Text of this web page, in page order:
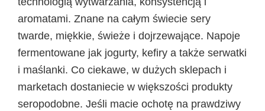
aromatami. Znane na całym świecie sery
twarde, miękkie, świeże i dojrzewające. Napoje
fermentowane jak jogurty, kefiry a także serwatki
i maślanki. Co ciekawe, w dużych sklepach i
marketach dostaniecie w większości produkty
seropodobne. Jeśli macie ochotę na prawdziwy